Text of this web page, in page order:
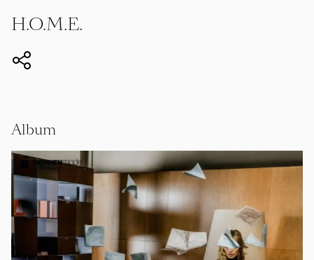
H.O.M.E.
Album